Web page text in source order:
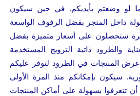
لو وضعتم بأيديكم. في حين سيكون
داخل المتجر بفضل الرفوف الواسعة
ستحصلون على أسعار متميزة بفضل
والطرود ذاتية الترويج المستخدمة
المنتجات في الطرود لنوفر عليكم
سيكون بإمكانكم منذ المرة الأولى
أن تتعرفوا بسهولة على أماكن المنتجات